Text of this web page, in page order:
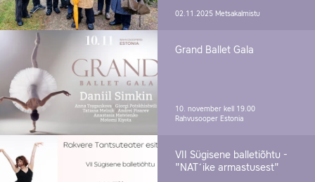
02.11.2025 Metsakalmistu
Grand Ballet Gala
10. november kell 19.00
Rahvusooper Estonia
VII Sügisene balletiõhtu -
"NAT´ike armastusest"